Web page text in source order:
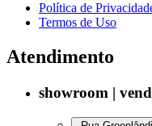
Política de
Termos de Uso
Atendimento
showroom |